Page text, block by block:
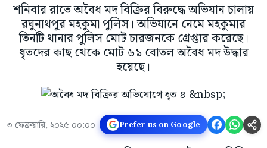
শনিবার রাতে অবৈধ মদ বিক্রির বিরুদ্ধে অভিযান চালায়
রঘুনাথপুর মহকুমা পুলিস। অভিযানে নেমে মহকুমার
তিনটি থানার পুলিস মোট চারজনকে গ্রেপ্তার করেছে।
ধৃতদের কাছ থেকে মোট ৬১ বোতল অবৈধ মদ উদ্ধার
হয়েছে।
৩ ফেব্রুয়ারি, ২০২৫ ০০:০০ Prefer us on Google